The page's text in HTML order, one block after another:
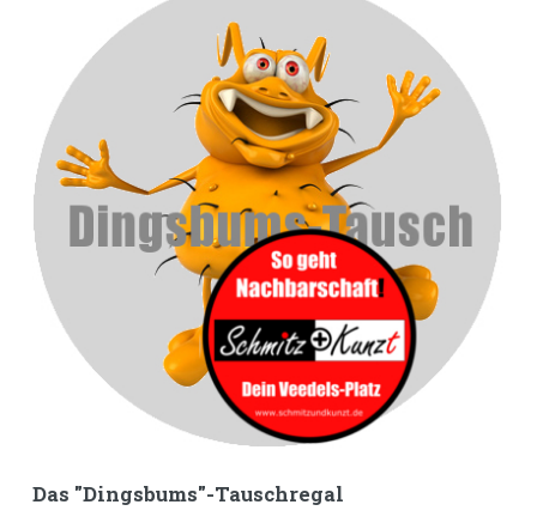
Das "Dingsbums"-Tauschregal